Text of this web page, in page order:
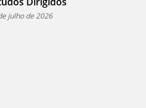
julho de 2026